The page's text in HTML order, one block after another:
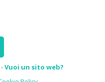
Vuoi un sito web?